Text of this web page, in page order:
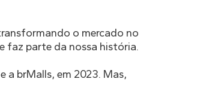
o mercado no
faz parte da nossa história.
a brMalls, em 2023. Mas,